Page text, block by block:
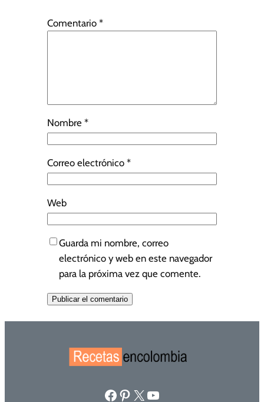
Comentario *
Nombre *
Correo electrónico *
Web
Guarda mi nombre, correo
electrónico y web en este navegador
para la próxima vez que comente.
Facebook Pinterest X YouTube